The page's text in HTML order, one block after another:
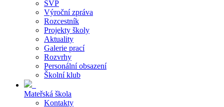
ŠVP
Výroční zpráva
Rozcestník
Projekty školy
Aktuality
Galerie prací
Rozvrhy
Personální obsazení
Školní klub
Mateřská škola
Kontakty